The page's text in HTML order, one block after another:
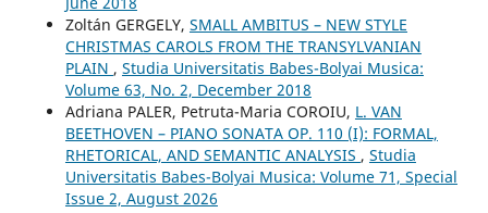
Zoltán GERGELY, SMALL AMBITUS – NEW STYLE
CHRISTMAS CAROLS FROM THE TRANSYLVANIAN
PLAIN , Studia Universitatis Babes-Bolyai Musica:
Volume 63, No. 2, December 2018
Adriana PALER, Petruta-Maria COROIU, L. VAN
BEETHOVEN – PIANO SONATA OP. 110 (I): FORMAL,
RHETORICAL, AND SEMANTIC ANALYSIS , Studia
Universitatis Babes-Bolyai Musica: Volume 71, Special
Issue 2, August 2026